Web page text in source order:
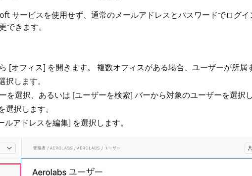
サービスを使用せず、通常のメールアドレスとパスワードでログ
できます。
[オフィス] を開きます。 複数オフィスがある場合、ユーザーが所属
択します。
を選択、あるいは [ユーザーを検索] バーから対象のユーザーを選択し
選択します。
ルアドレスを編集] を選択します。